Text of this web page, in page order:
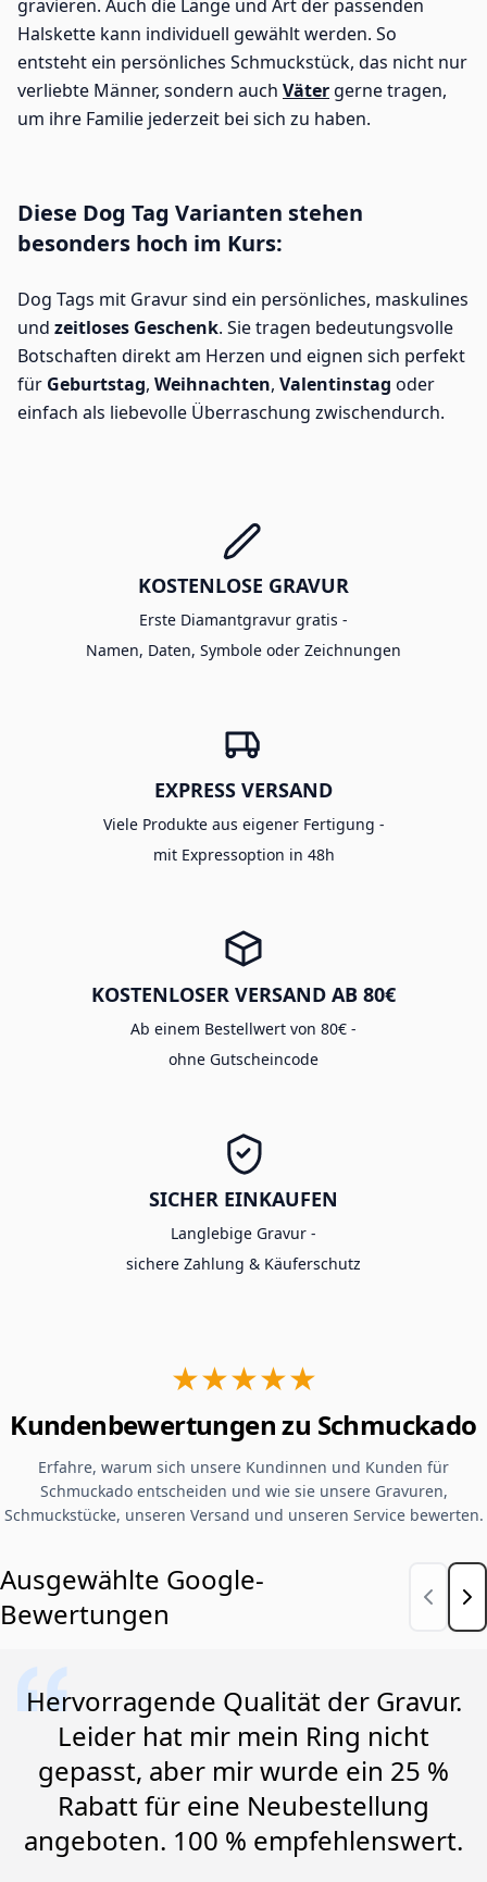
gravieren. Auch die Länge und Art der passenden
Halskette kann individuell gewählt werden. So
entsteht ein persönliches Schmuckstück, das nicht nur
verliebte Männer, sondern auch Väter gerne tragen,
um ihre Familie jederzeit bei sich zu haben.
Diese Dog Tag Varianten stehen
besonders hoch im Kurs:
Dog Tags mit Gravur sind ein persönliches, maskulines
und zeitloses Geschenk. Sie tragen bedeutungsvolle
Botschaften direkt am Herzen und eignen sich perfekt
für Geburtstag, Weihnachten, Valentinstag oder
einfach als liebevolle Überraschung zwischendurch.
KOSTENLOSE GRAVUR
Erste Diamantgravur gratis -
Namen, Daten, Symbole oder Zeichnungen
EXPRESS VERSAND
Viele Produkte aus eigener Fertigung -
mit Expressoption in 48h
KOSTENLOSER VERSAND AB 80€
Ab einem Bestellwert von 80€ -
ohne Gutscheincode
SICHER EINKAUFEN
Langlebige Gravur -
sichere Zahlung & Käuferschutz
★★★★★
Kundenbewertungen zu Schmuckado
Erfahre, warum sich unsere Kundinnen und Kunden für
Schmuckado entscheiden und wie sie unsere Gravuren,
Schmuckstücke, unseren Versand und unseren Service bewerten.
Ausgewählte Google-
Bewertungen
Hervorragende Qualität der Gravur.
Leider hat mir mein Ring nicht
gepasst, aber mir wurde ein 25 %
Rabatt für eine Neubestellung
angeboten. 100 % empfehlenswert.